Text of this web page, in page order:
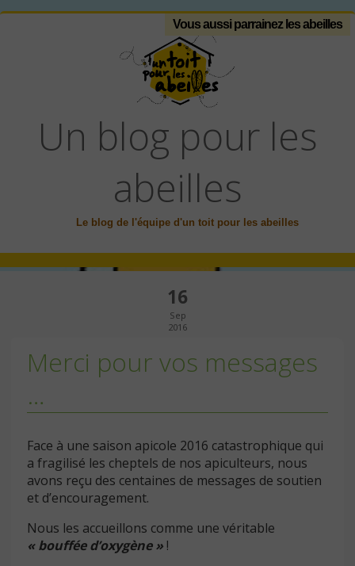
Vous aussi parrainez les abeilles
Un blog pour les
abeilles
Le blog de l'équipe d'un toit pour les abeilles
16
Sep
2016
Merci pour vos messages
…
Face à une saison apicole 2016 catastrophique qui
a fragilisé les cheptels de nos apiculteurs, nous
avons reçu des centaines de messages de soutien
et d’encouragement.
Nous les accueillons comme une véritable
« bouffée d’oxygène » !